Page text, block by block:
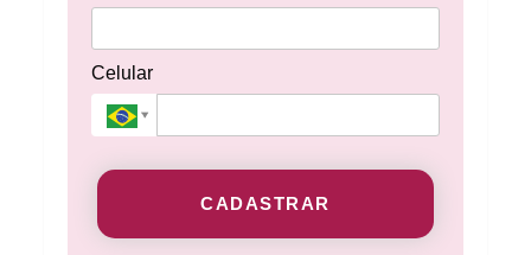
Celular
CADASTRAR